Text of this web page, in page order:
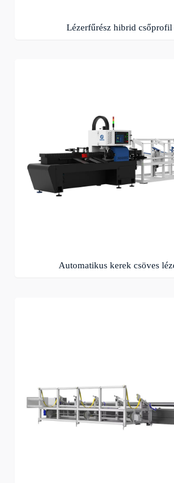
Lézerfűrész hibrid csőprofil
Automatikus kerek csöves